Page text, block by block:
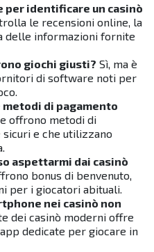
per identificare un casinò
le recensioni online, la
delle informazioni fornite
giochi giusti? Sì, ma è
di software noti per
di pagamento
offrono metodi di
e che utilizzano
aspettarmi dai casinò
bonus di benvenuto,
per i giocatori abituali.
nei casinò non
dei casinò moderni offre
dedicate per giocare in